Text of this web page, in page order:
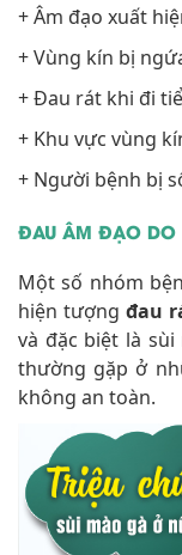
+ Âm đạo xuất
+ Vùng kín bị
+ Đau rát khi đi
+ Khu vực vùng
+ Người bệnh bị
ĐAU ÂM ĐẠO DO
Một số nhóm
hiện tượng đau
và đặc biệt là
thường gặp ở
không an toàn.